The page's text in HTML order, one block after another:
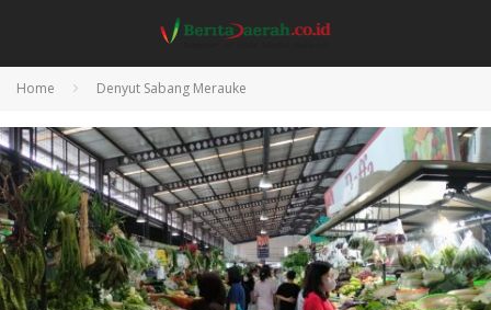
Home Denyut Sabang Merauke